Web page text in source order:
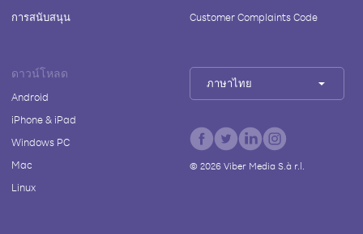
การสนับสนุน
Customer Complaints Code
ดาวน์โหลด
Android
iPhone & iPad
Windows PC
Mac
Linux
ภาษาไทย
© 2026Viber Media S.à r.l.